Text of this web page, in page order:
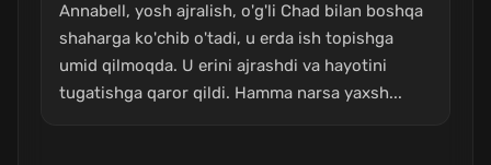
Annabell, yosh ajralish, o'g'li Chad bilan boshqa
shaharga ko'chib o'tadi, u erda ish topishga
umid qilmoqda. U erini ajrashdi va hayotini
tugatishga qaror qildi. Hamma narsa yaxsh...